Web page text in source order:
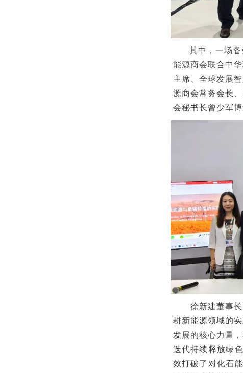
其中，一场
能源商会联合中
主席、全球发展
源商会常务会长
会秘书长曾少军
徐新建董事
耕新能源领域的
发展的核心力量
迭代持续释放绿
效打破了对化石